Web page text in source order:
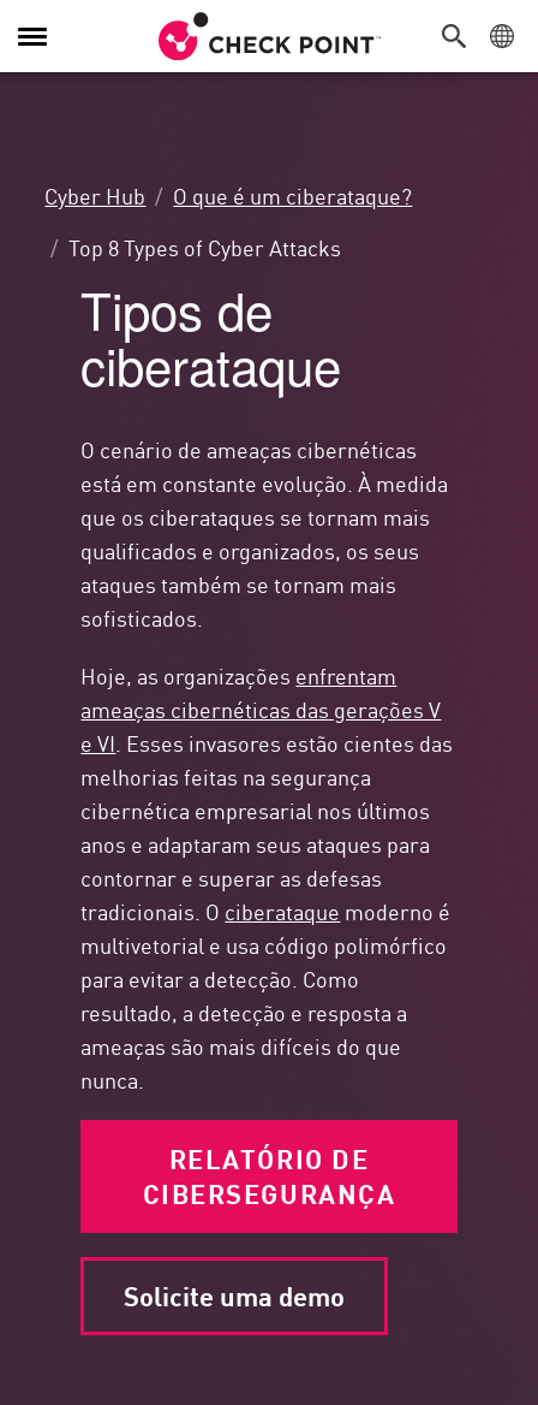
Alternar
navegação
Cyber Hub
O que é um ciberataque?
Top 8 Types of Cyber Attacks
Tipos de
ciberataque
O cenário de ameaças cibernéticas
está em constante evolução. À medida
que os ciberataques se tornam mais
qualificados e organizados, os seus
ataques também se tornam mais
sofisticados.
Hoje, as organizações enfrentam
ameaças cibernéticas das gerações V
e VI. Esses invasores estão cientes das
melhorias feitas na segurança
cibernética empresarial nos últimos
anos e adaptaram seus ataques para
contornar e superar as defesas
tradicionais. O ciberataque moderno é
multivetorial e usa código polimórfico
para evitar a detecção. Como
resultado, a detecção e resposta a
ameaças são mais difíceis do que
nunca.
RELATÓRIO DE
CIBERSEGURANÇA
Solicite uma demo